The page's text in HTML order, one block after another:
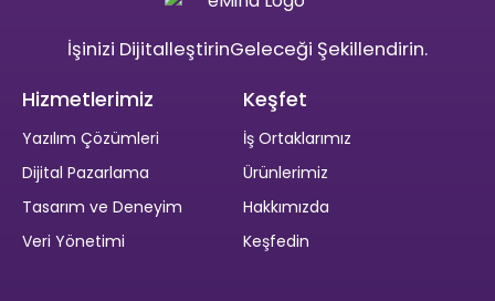
İşinizi DijitalleştirinGeleceği Şekillendirin.
Hizmetlerimiz
Yazılım Çözümleri
Dijital Pazarlama
Tasarım ve Deneyim
Veri Yönetimi
Keşfet
İş Ortaklarımız
Ürünlerimiz
Hakkımızda
Keşfedin